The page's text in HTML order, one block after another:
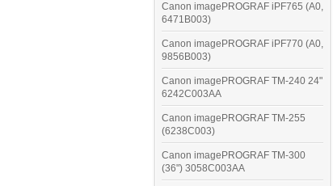
Canon imagePROGRAF iPF765 (A0,
6471B003)
Canon imagePROGRAF iPF770 (A0,
9856B003)
Canon imagePROGRAF TM-240 24"
6242C003AA
Canon imagePROGRAF TM-255
(6238C003)
Canon imagePROGRAF TM-300
(36") 3058C003AA